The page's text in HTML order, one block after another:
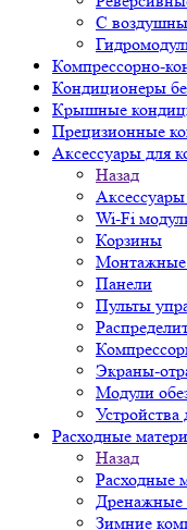
С
Компрессорно-
Кондиционеры
Крышные
Прецизионные
Аксессуары для
Назад
Wi-Fi
Корзины
Монтажные
Панели
Пульты
Экраны-
Модули
Расходные
Назад
Расходные
Зимние